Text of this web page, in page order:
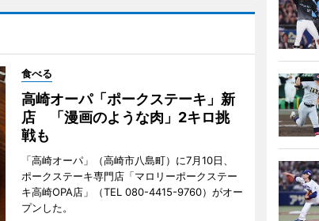
食べる
高崎オーパ「ポークステーキ」新
店 「漫画のような肉」2キロ挑
戦も
「高崎オーパ」（高崎市八島町）に7月10日、
ポークステーキ専門店「マロリーポークステー
キ高崎OPA店」（TEL 080-4415-9760）がオー
プンした。